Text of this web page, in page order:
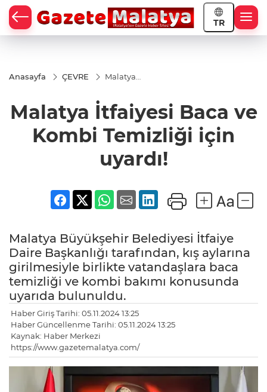
TR
Anasayfa ÇEVRE
Malatya
Kombi
Temizliği
uyardı!
Malatya İtfaiyesi Baca ve
Kombi Temizliği için
uyardı!
Malatya Büyükşehir Belediyesi İtfaiye
Daire Başkanlığı tarafından, kış aylarına
girilmesiyle birlikte vatandaşlara baca
temizliği ve kombi bakımı konusunda
uyarıda bulunuldu.
Haber Giriş Tarihi: 05.11.2024 13:25
Haber Güncellenme Tarihi: 05.11.2024 13:25
Kaynak: Haber Merkezi
https://www.gazetemalatya.com/